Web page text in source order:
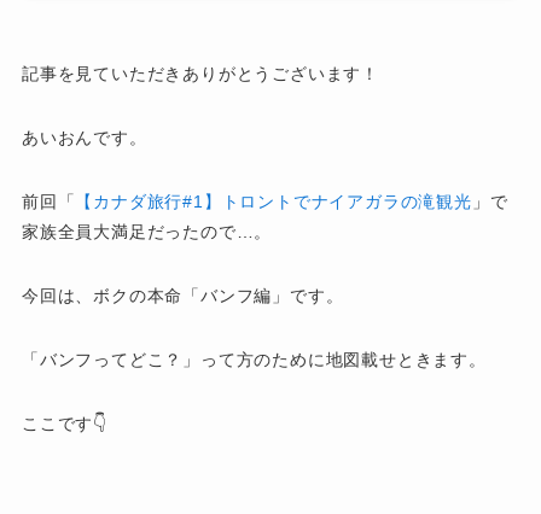
記事を見ていただきありがとうございます！
あいおんです。
前回「 【カナダ旅行#1】トロントでナイアガラの滝観光 」で
家族全員大満足だったので…。
今回は、ボクの本命「バンフ編」です。
「バンフってどこ？」って方のために地図載せときます。
ここです👇️